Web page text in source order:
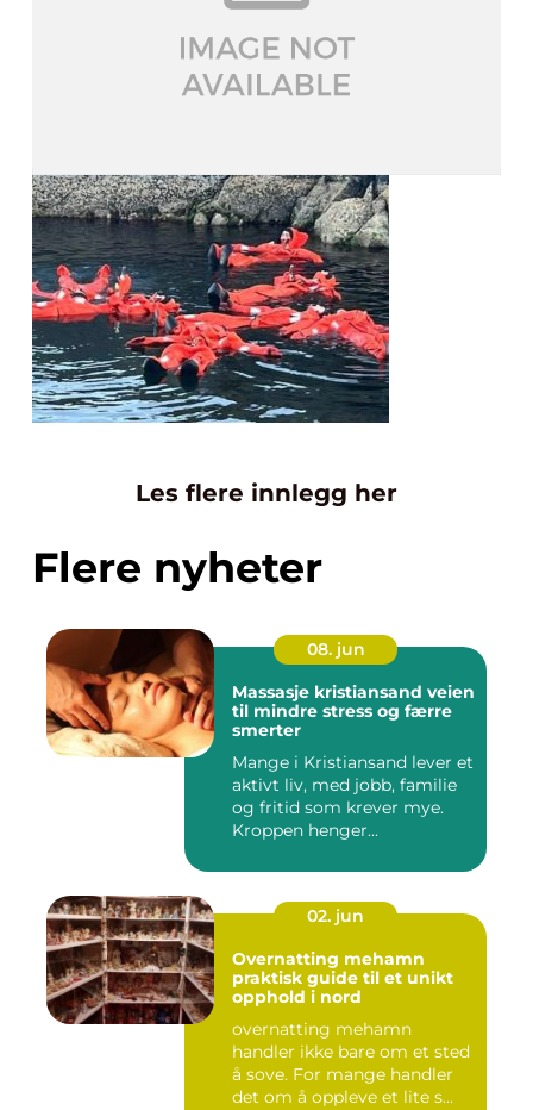
Les flere innlegg her
Flere nyheter
08. jun
Massasje kristiansand veien
til mindre stress og færre
smerter
Mange i Kristiansand lever et
aktivt liv, med jobb, familie
og fritid som krever mye.
Kroppen henger...
02. jun
Overnatting mehamn
praktisk guide til et unikt
opphold i nord
overnatting mehamn
handler ikke bare om et sted
å sove. For mange handler
det om å oppleve et lite s...